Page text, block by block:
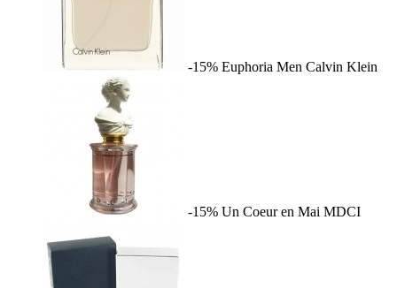
-15% Euphoria Men Calvin Klein
-15% Un Coeur en Mai MDCI